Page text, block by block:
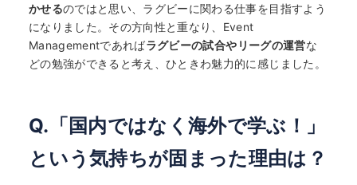
かせるのではと思い、ラグビーに関わる仕事を目指すよう
になりました。その方向性と重なり、Event
Managementであればラグビーの試合やリーグの運営な
どの勉強ができると考え、ひときわ魅力的に感じました。
Q.「国内ではなく海外で学ぶ！」
という気持ちが固まった理由は？